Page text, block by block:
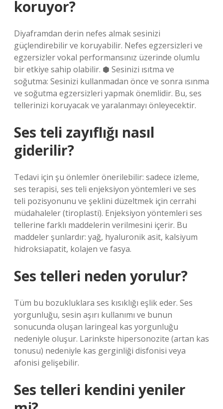
koruyor?
Diyaframdan derin nefes almak sesinizi
güçlendirebilir ve koruyabilir. Nefes egzersizleri ve
egzersizler vokal performansınız üzerinde olumlu
bir etkiye sahip olabilir. ⬢ Sesinizi ısıtma ve
soğutma: Sesinizi kullanmadan önce ve sonra ısınma
ve soğutma egzersizleri yapmak önemlidir. Bu, ses
tellerinizi koruyacak ve yaralanmayı önleyecektir.
Ses teli zayıflığı nasıl
giderilir?
Tedavi için şu önlemler önerilebilir: sadece izleme,
ses terapisi, ses teli enjeksiyon yöntemleri ve ses
teli pozisyonunu ve şeklini düzeltmek için cerrahi
müdahaleler (tiroplasti). Enjeksiyon yöntemleri ses
tellerine farklı maddelerin verilmesini içerir. Bu
maddeler şunlardır: yağ, hyaluronik asit, kalsiyum
hidroksiapatit, kolajen ve fasya.
Ses telleri neden yorulur?
Tüm bu bozukluklara ses kısıklığı eşlik eder. Ses
yorgunluğu, sesin aşırı kullanımı ve bunun
sonucunda oluşan laringeal kas yorgunluğu
nedeniyle oluşur. Larinkste hipersonozite (artan kas
tonusu) nedeniyle kas gerginliği disfonisi veya
afonisi gelişebilir.
Ses telleri kendini yeniler